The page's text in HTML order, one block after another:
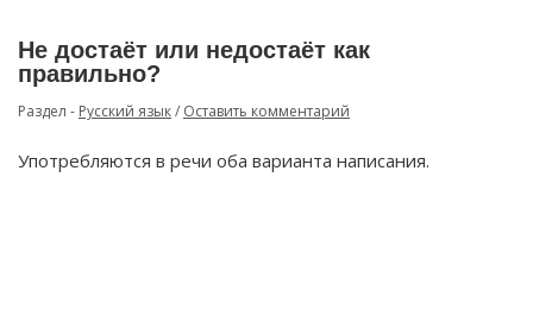
Не достаёт или недостаёт как
правильно?
Раздел - Русский язык/ Оставить комментарий
Употребляются в речи оба варианта написания.